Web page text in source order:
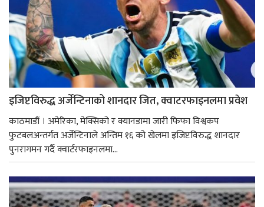
इजिप्टविरुद्ध अर्जेन्टिनाको शानदार जित, क्वाटरफाइनलमा प्रवेश
काठमाडौं । अमेरिका, मेक्सिको र क्यानडामा जारी फिफा विश्वकप
फुटबलअन्तर्गत अर्जेन्टिनाले अन्तिम १६ को खेलमा इजिप्टविरुद्ध शानदार
पुनरागमन गर्दै क्वार्टरफाइनलमा...